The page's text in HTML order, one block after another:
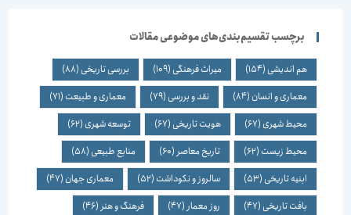
برچسب تقسیم‌بندی‌های موضوعی مقالات
هم اندیشی(154) میراث فرهنگی(109) بررسی تاریخی(88)
معماری و انسان(84) نقد و بررسی(79) معماری و طبیعت(71)
محیط شهری(67) هویت تاریخی(67) توسعه شهری(62)
محیط زیست(62) تاریخ معاصر(60) منابع طبیعی(58)
ابنیه تاریخی(53) سالروز و نکوداشت(52) معماری جهان(47)
بافت تاریخی(47) روز معمار(47) فرهنگ و هنر(46)